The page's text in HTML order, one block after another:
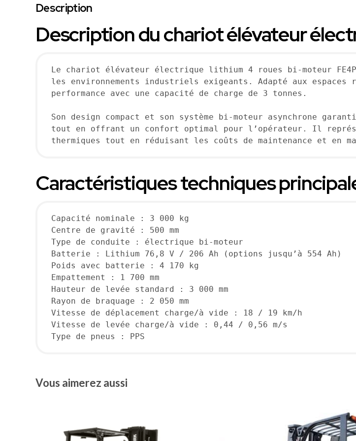
Description
Description du chariot élévateur
Le chariot élévateur électrique lithium 4 roues bi-moteur
les environnements industriels exigeants. Adapté aux
performance avec une capacité de charge de 3 tonnes.
Son design compact et son système bi-moteur asynchrone
tout en offrant un confort optimal pour l’opérateur. Il
thermiques tout en réduisant les coûts de maintenance et en
Caractéristiques techniques
Capacité nominale : 3 000 kg
Centre de gravité : 500 mm
Type de conduite : électrique bi-moteur
Batterie : Lithium 76,8 V / 206 Ah (options jusqu’à 554 Ah)
Poids avec batterie : 4 170 kg
Empattement : 1 700 mm
Hauteur de levée standard : 3 000 mm
Rayon de braquage : 2 050 mm
Vitesse de déplacement charge/à vide : 18 / 19 km/h
Vitesse de levée charge/à vide : 0,44 / 0,56 m/s
Type de pneus : PPS
Vous aimerez aussi